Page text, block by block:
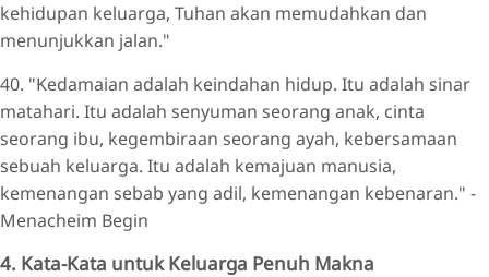
kehidupan keluarga, Tuhan akan memudahkan dan
menunjukkan jalan."
40. "Kedamaian adalah keindahan hidup. Itu adalah sinar
matahari. Itu adalah senyuman seorang anak, cinta
seorang ibu, kegembiraan seorang ayah, kebersamaan
sebuah keluarga. Itu adalah kemajuan manusia,
kemenangan sebab yang adil, kemenangan kebenaran." -
Menacheim Begin
4. Kata-Kata untuk Keluarga Penuh Makna